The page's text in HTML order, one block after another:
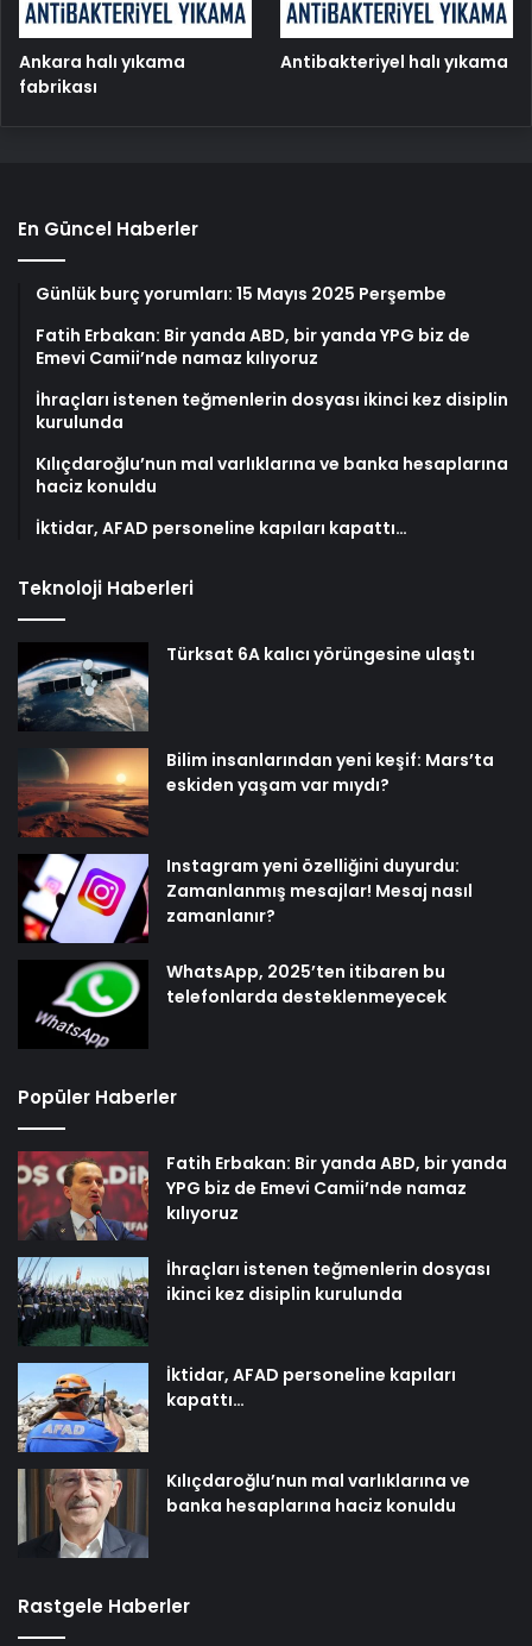
Ankara halı yıkama
fabrikası
Antibakteriyel halı yıkama
En Güncel Haberler
Günlük burç yorumları: 15 Mayıs 2025 Perşembe
Fatih Erbakan: Bir yanda ABD, bir yanda YPG biz de
Emevi Camii’nde namaz kılıyoruz
İhraçları istenen teğmenlerin dosyası ikinci kez disiplin
kurulunda
Kılıçdaroğlu’nun mal varlıklarına ve banka hesaplarına
haciz konuldu
İktidar, AFAD personeline kapıları kapattı…
Teknoloji Haberleri
Türksat 6A kalıcı yörüngesine ulaştı
Bilim insanlarından yeni keşif: Mars’ta
eskiden yaşam var mıydı?
Instagram yeni özelliğini duyurdu:
Zamanlanmış mesajlar! Mesaj nasıl
zamanlanır?
WhatsApp, 2025’ten itibaren bu
telefonlarda desteklenmeyecek
Popüler Haberler
Fatih Erbakan: Bir yanda ABD, bir yanda
YPG biz de Emevi Camii’nde namaz
kılıyoruz
İhraçları istenen teğmenlerin dosyası
ikinci kez disiplin kurulunda
İktidar, AFAD personeline kapıları
kapattı…
Kılıçdaroğlu’nun mal varlıklarına ve
banka hesaplarına haciz konuldu
Rastgele Haberler